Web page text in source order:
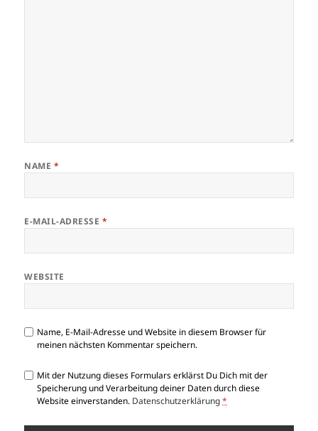
NAME *
E-MAIL-ADRESSE *
WEBSITE
Name, E-Mail-Adresse und Website in diesem Browser für
meinen nächsten Kommentar speichern.
Mit der Nutzung dieses Formulars erklärst Du Dich mit der
Speicherung und Verarbeitung deiner Daten durch diese
Website einverstanden. Datenschutzerklärung *